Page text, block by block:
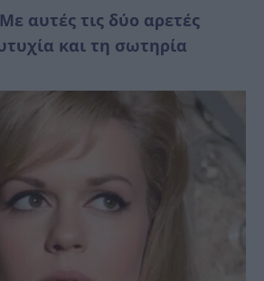
αυτές τις δύο αρετές
και τη σωτηρία